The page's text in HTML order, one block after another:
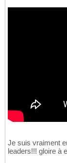
Je suis vraiment
leaders!!! gloire à